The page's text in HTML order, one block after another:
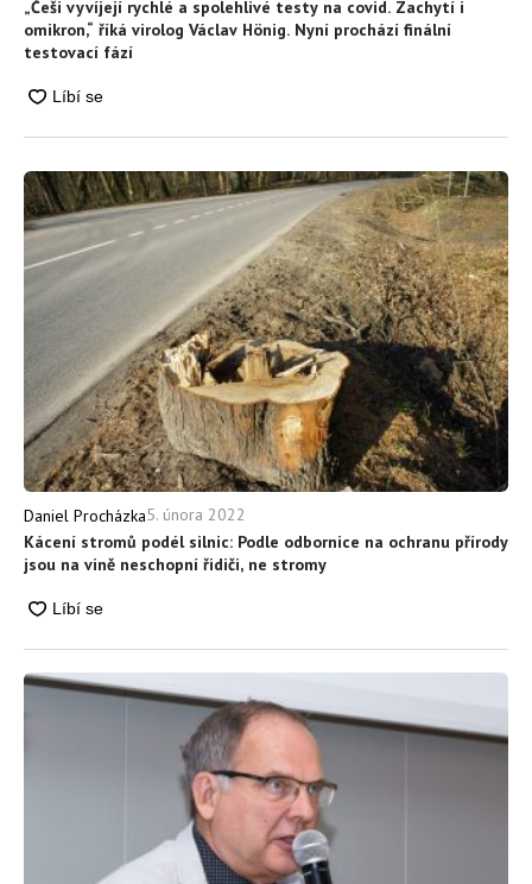
„Češi vyvíjejí rychlé a spolehlivé testy na covid. Zachytí i
omikron,“ říká virolog Václav Hönig. Nyní prochází finální
testovací fází
Daniel Procházka5. února 2022
Kácení stromů podél silnic: Podle odbornice na ochranu přírody
jsou na vině neschopní řidiči, ne stromy